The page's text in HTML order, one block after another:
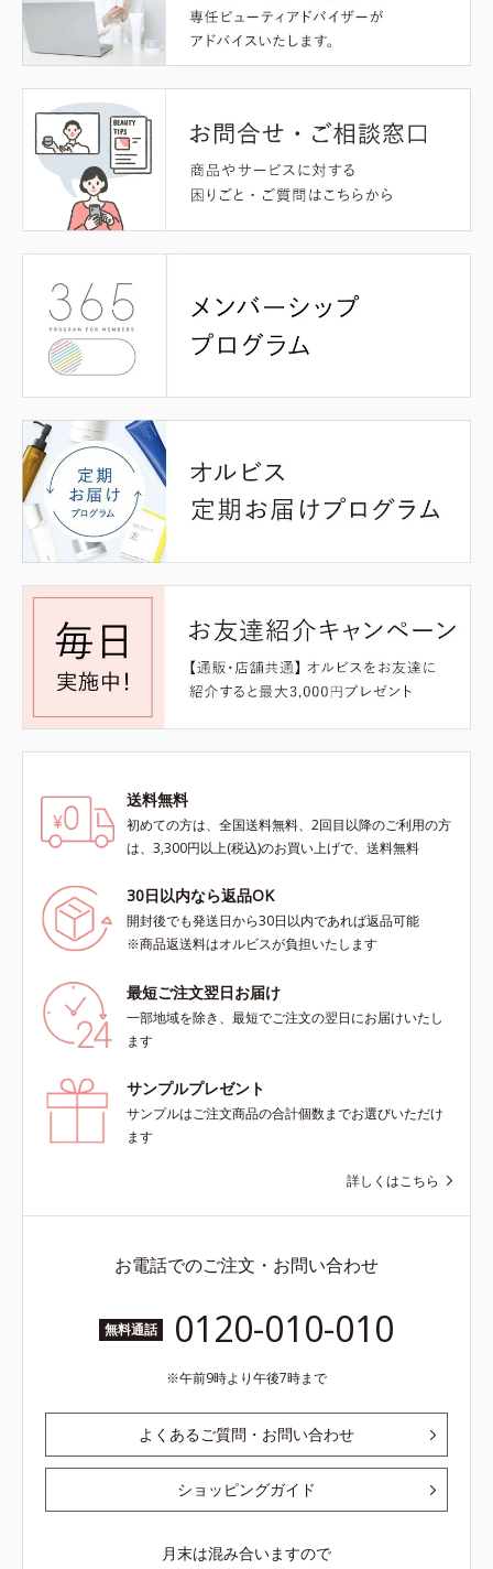
送料無料
初めての方は、全国送料無料、2回目以降のご利用の方
は、3,300円以上(税込)のお買い上げで、送料無料
30日以内なら返品OK
開封後でも発送日から30日以内であれば返品可能
※商品返送料はオルビスが負担いたします
最短ご注文翌日お届け
一部地域を除き、最短でご注文の翌日にお届けいたし
ます
サンプルプレゼント
サンプルはご注文商品の合計個数までお選びいただけ
ます
詳しくはこちら
お電話でのご注文・お問い合わせ
無料通話 0120-010-010
午前9時より午後7時まで
よくあるご質問・お問い合わせ
ショッピングガイド
月末は混み合いますので